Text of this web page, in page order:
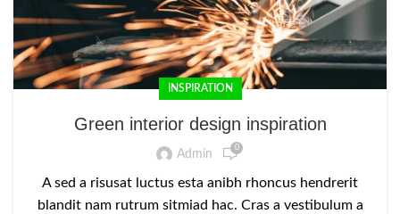
INSPIRATION
Green interior design inspiration
Admin 0
A sed a risusat luctus esta anibh rhoncus hendrerit
blandit nam rutrum sitmiad hac. Cras a vestibulum a